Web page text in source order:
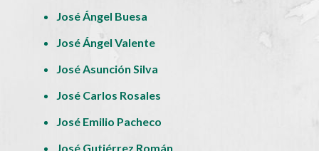
José Ángel Buesa
José Ángel Valente
José Asunción Silva
José Carlos Rosales
José Emilio Pacheco
José Gutiérrez Román